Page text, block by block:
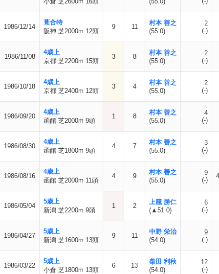
1986/12/14
葺合特
阪神 芝2000m 12頭
9 11
村本 善之
(55.0)
2
(-)
1986/11/08
4歳上
京都 芝2200m 15頭
3 8
村本 善之
(55.0)
2
(-)
1986/10/18
4歳上
京都 芝2400m 12頭
3 4
村本 善之
(55.0)
2
(-)
1986/09/20
4歳上
函館 芝2000m 9頭
1 8
村本 善之
(55.0)
4
(-)
1986/08/30
4歳上
函館 芝1800m 9頭
4 7
村本 善之
(55.0)
3
(-)
1986/08/16
4歳上
函館 芝2000m 11頭
4 9
村本 善之
(55.0)
9
(-)
1986/05/04
5歳上
新潟 芝2200m 9頭
1 2
上籠 勝仁
(▲51.0)
6
(-)
1986/04/27
5歳上
新潟 芝1600m 13頭
9 11
中野 栄治
(54.0)
9
(-)
1986/03/22
5歳上
小倉 芝1800m 13頭
6 13
柴田 利秋
(54.0)
12
(-)